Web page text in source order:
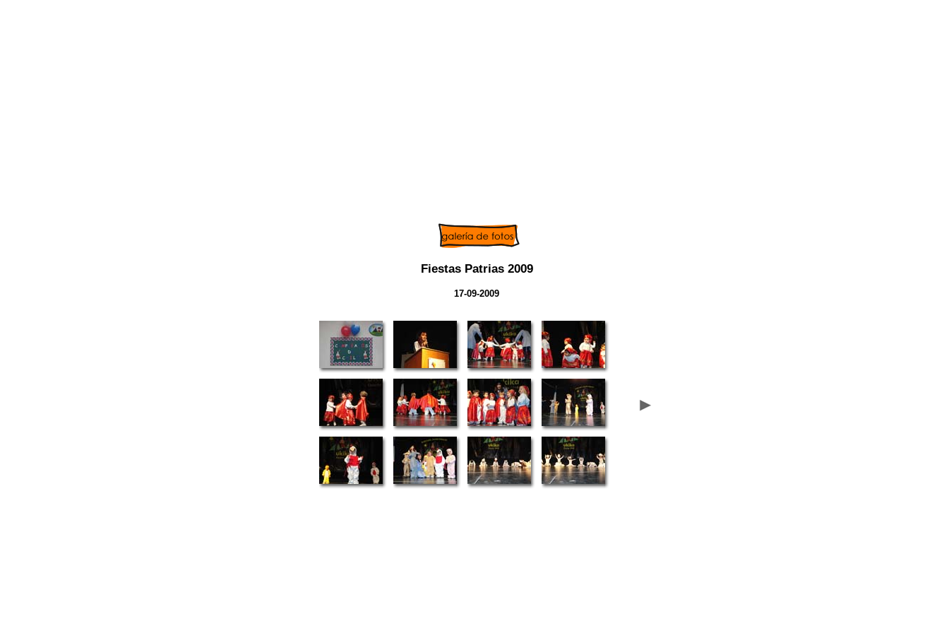
Fiestas Patrias 2009
17-09-2009